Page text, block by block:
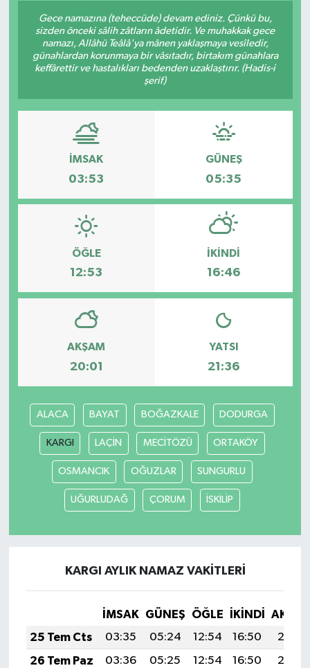
Gece namazına (teheccüde) devam ediniz. Çünkü bu,
sizden önceki sâlih zâtların âdetidir. Ve muhakkak gece
namazı, Allâhü Teâlâ'ya mânen yaklaşmaya vesîledir,
günahlardan korunmaya bir vâsıtadır, birtakım günahlara
keffârettir ve hastalıkları bedenden uzaklaştırır. (Hadis-i
şerif)
İMSAK
03:53
GÜNEŞ
05:35
ÖĞLE
12:53
İKINDI
16:46
AKŞAM
20:01
YATSI
21:36
ALACA BAYAT BOĞAZKALE DODURGA
KARGI LAÇİN MECİTÖZÜ ORTAKÖY
OSMANCIK OĞUZLAR SUNGURLU
UĞURLUDAĞ ÇORUM İSKİLİP
KARGI AYLIK NAMAZ VAKITLERI
İMSAK GÜNEŞ ÖĞLE İKINDI
25 Tem Cts
03:35 05:24 12:54 16:50
20:13
26 Tem Paz
03:36 05:25 12:54 16:50
20:13
Son Dakika
Teknoloji